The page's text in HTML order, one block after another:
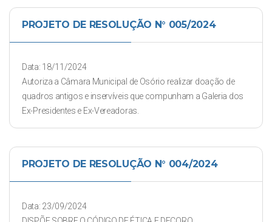
PROJETO DE RESOLUÇÃO N° 005/2024
Data: 18/11/2024
Autoriza a Câmara Municipal de Osório realizar doação de
quadros antigos e inservíveis que compunham a Galeria dos
Ex-Presidentes e Ex-Vereadoras.
PROJETO DE RESOLUÇÃO N° 004/2024
Data: 23/09/2024